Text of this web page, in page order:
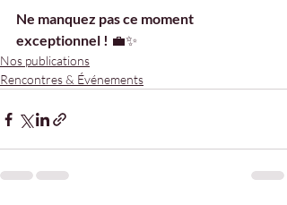
Ne manquez pas ce moment
exceptionnel ! 💼✨
Nos publications
Rencontres & Événements